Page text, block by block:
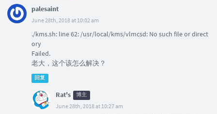
palesaint
June 28th, 2018 at 10:02 am
./kms.sh: line 62: /usr/local/kms/vlmcsd: No such file or direct
ory
Failed.
老大，这个该怎么解决？
回复
Rat's 博主
June 28th, 2018 at 10:27 am